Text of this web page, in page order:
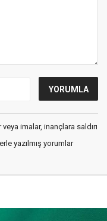
imalar, inançlara saldırı
yazılmış yorumlar